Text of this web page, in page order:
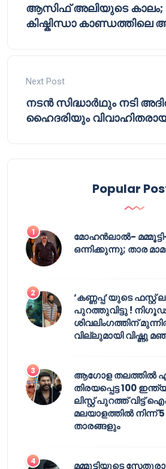
ആസിഫ് അലിയുടെ കാലം;
കിഷ്കിന്ധാ
Next Post
നടൻ സിദ്ധാർഥും നടി
ഹൈദരിയും
Popular
മോഹൻലാൽ- മമ്മൂട്ടി-
ഒന്നിക്കുന്നു; താര
‘കണ്ണപ്പ’യുടെ ഫസ്റ്റ്
പുറത്തുവിട്ടു !
ശിവലിംഗത്തിന്
വില്ലുമായി വിഷ്ണു
ആഗോള തലത്തിൽ
തിരയപ്പെട്ട 100
ലിസ്റ്റ് പുറത്ത് വിട്ട്
മലയാളത്തിൽ നിന്ന്
താരങ്ങളും
മമ്മൂട്ടിയുടെ